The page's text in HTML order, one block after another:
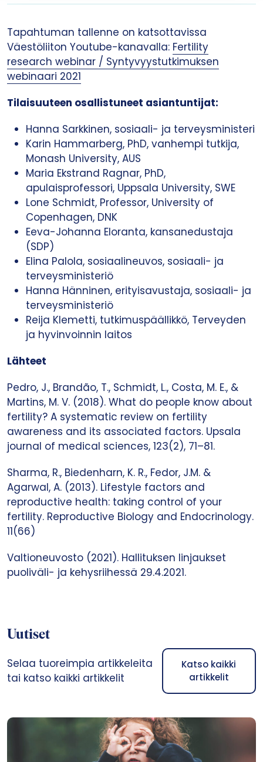
Tapahtuman tallenne on katsottavissa
Väestöliiton Youtube-kanavalla: Fertility
research webinar / Syntyvyystutkimuksen
webinaari 2021
Tilaisuuteen osallistuneet asiantuntijat:
Hanna Sarkkinen, sosiaali- ja terveysministeri
Karin Hammarberg, PhD, vanhempi tutkija,
Monash University, AUS
Maria Ekstrand Ragnar, PhD,
apulaisprofessori, Uppsala University, SWE
Lone Schmidt, Professor, University of
Copenhagen, DNK
Eeva-Johanna Eloranta, kansanedustaja
(SDP)
Elina Palola, sosiaalineuvos, sosiaali- ja
terveysministeriö
Hanna Hänninen, erityisavustaja, sosiaali- ja
terveysministeriö
Reija Klemetti, tutkimuspäällikkö, Terveyden
ja hyvinvoinnin laitos
Lähteet
Pedro, J., Brandão, T., Schmidt, L., Costa, M. E., &
Martins, M. V. (2018). What do people know about
fertility? A systematic review on fertility
awareness and its associated factors. Upsala
journal of medical sciences, 123(2), 71–81.
Sharma, R., Biedenharn, K. R., Fedor, J.M. &
Agarwal, A. (2013). Lifestyle factors and
reproductive health: taking control of your
fertility. Reproductive Biology and Endocrinology.
11(66)
Valtioneuvosto (2021). Hallituksen linjaukset
puoliväli- ja kehysriihessä 29.4.2021.
Uutiset
Selaa tuoreimpia artikkeleita
tai katso kaikki artikkelit
Katso kaikki
artikkelit